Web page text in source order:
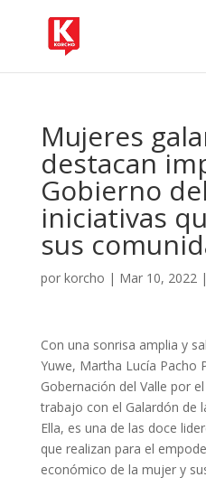
Mujeres
destacan
Gobierno
iniciativas
sus
por korcho | Mar 10, 2022|
Con una sonrisa amplia y
Yuwe, Martha Lucía Pacho
Gobernación del Valle por
trabajo con el Galardón de
Ella, es una de las doce
que realizan para el
económico de la mujer y